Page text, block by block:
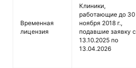
Временная
лицензия
Клиники,
работающие до 30
ноября 2018 г.,
подавшие заявку с
13.10.2025 по
13.04.2026